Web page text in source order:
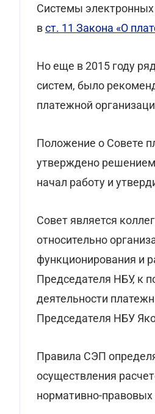
Системы
вст. 11 Закона «О
Но еще в 2015 году
систем, было
платежной
Положение о Совете
утверждено
начал работу и
Совет является
относительно
функционирования и
Председателя НБУ, к
деятельности
Председателя НБУ
Правила СЭП
осуществления
нормативно-